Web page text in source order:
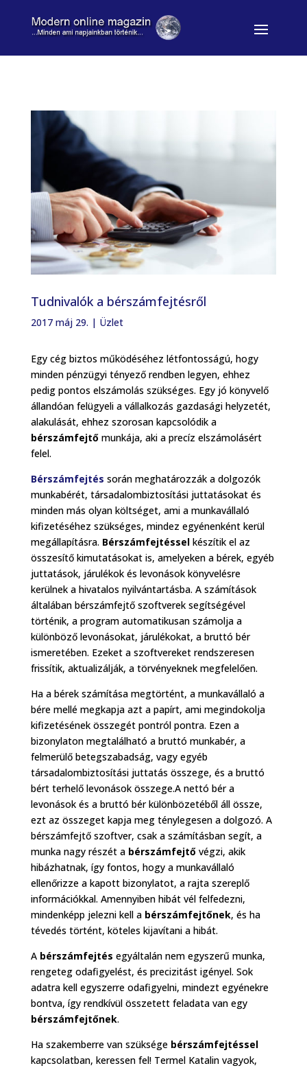
Tudnivalók a bérszámfejtésről
2017 máj 29. | Üzlet
Egy cég biztos működéséhez létfontosságú, hogy
minden pénzügyi tényező rendben legyen, ehhez
pedig pontos elszámolás szükséges. Egy jó könyvelő
állandóan felügyeli a vállalkozás gazdasági helyzetét,
alakulását, ehhez szorosan kapcsolódik a
bérszámfejtőmunkája, aki a precíz elszámolásért
felel.
Bérszámfejtés során meghatározzák a dolgozók
munkabérét, társadalombiztosítási juttatásokat és
minden más olyan költséget, ami a munkavállaló
kifizetéséhez szükséges, mindez egyénenként kerül
megállapításra. Bérszámfejtésselkészítik el az
összesítő kimutatásokat is, amelyeken a bérek, egyéb
juttatások, járulékok és levonások könyvelésre
kerülnek a hivatalos nyilvántartásba. A számítások
általában bérszámfejtő szoftverek segítségével
történik, a program automatikusan számolja a
különböző levonásokat, járulékokat, a bruttó bér
ismeretében. Ezeket a szoftvereket rendszeresen
frissítik, aktualizálják, a törvényeknek megfelelően.
Ha a bérek számítása megtörtént, a munkavállaló a
bére mellé megkapja azt a papírt, ami megindokolja
kifizetésének összegét pontról pontra. Ezen a
bizonylaton megtalálható a bruttó munkabér, a
felmerülő betegszabadság, vagy egyéb
társadalombiztosítási juttatás összege, és a bruttó
bért terhelő levonások összege.A nettó bér a
levonások és a bruttó bér különbözetéből áll össze,
ezt az összeget kapja meg ténylegesen a dolgozó. A
bérszámfejtő szoftver, csak a számításban segít, a
munka nagy részét a bérszámfejtővégzi, akik
hibázhatnak, így fontos, hogy a munkavállaló
ellenőrizze a kapott bizonylatot, a rajta szereplő
információkkal. Amennyiben hibát vél felfedezni,
mindenképp jelezni kell a bérszámfejtőnek, és ha
tévedés történt, köteles kijavítani a hibát.
A bérszámfejtés egyáltalán nem egyszerű munka,
rengeteg odafigyelést, és precizitást igényel. Sok
adatra kell egyszerre odafigyelni, mindezt egyénekre
bontva, így rendkívül összetett feladata van egy
bérszámfejtőnek.
Ha szakemberre van szüksége bérszámfejtéssel
kapcsolatban, keressen fel! Termel Katalin vagyok,